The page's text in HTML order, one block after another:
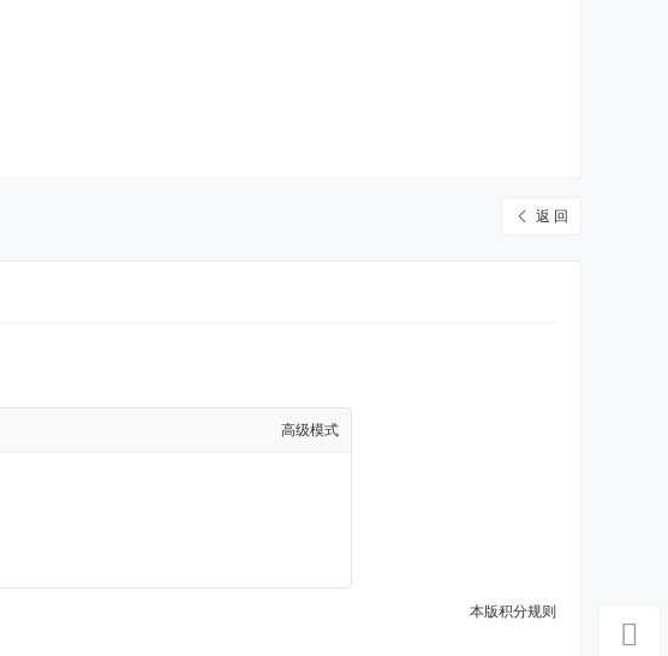
返 回
高级模式
本版积分规则